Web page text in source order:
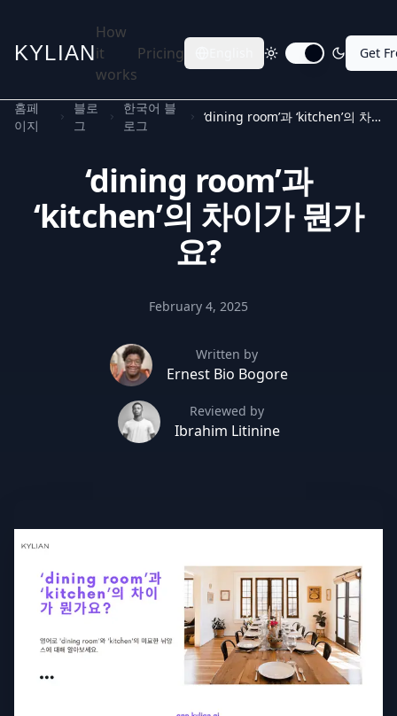
KYLIAN
How
it
works
Pricing Toggle dark mode
Get
홈페
이지
블로
그
한국어 블
로그
‘dining room’과 ‘kitchen’의 차이가 뭔가요?
‘dining room’과
‘kitchen’의 차이가 뭔가
요?
February 4, 2025
Written by
Ernest Bio Bogore
Reviewed by
Ibrahim Litinine